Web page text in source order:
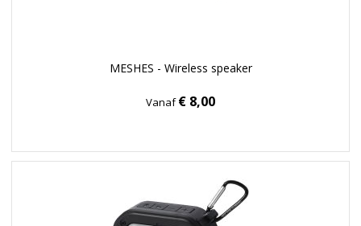
MESHES - Wireless speaker
Vanaf€ 8,00